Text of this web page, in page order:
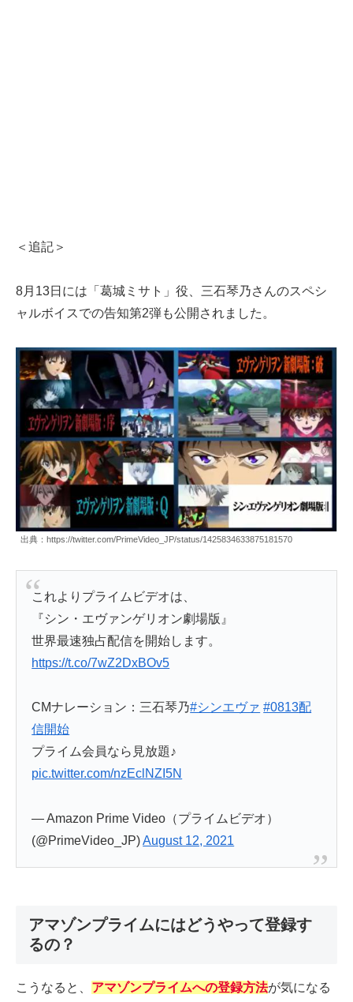
＜追記＞
8月13日には「葛城ミサト」役、三石琴乃さんのスペシ
ャルボイスでの告知第2弾も公開されました。
出典：https://twitter.com/PrimeVideo_JP/status/1425834633875181570
これよりプライムビデオは、
『シン・エヴァンゲリオン劇場版』
世界最速独占配信を開始します。
https://t.co/7wZ2DxBOv5
CMナレーション：三石琴乃#シンエヴァ #0813配
信開始
プライム会員なら見放題♪
pic.twitter.com/nzEclNZI5N
— Amazon Prime Video（プライムビデオ）
(@PrimeVideo_JP)August 12, 2021
アマゾンプライムにはどうやって登録す
るの？
こうなると、 アマゾンプライムへの登録方法が気になる